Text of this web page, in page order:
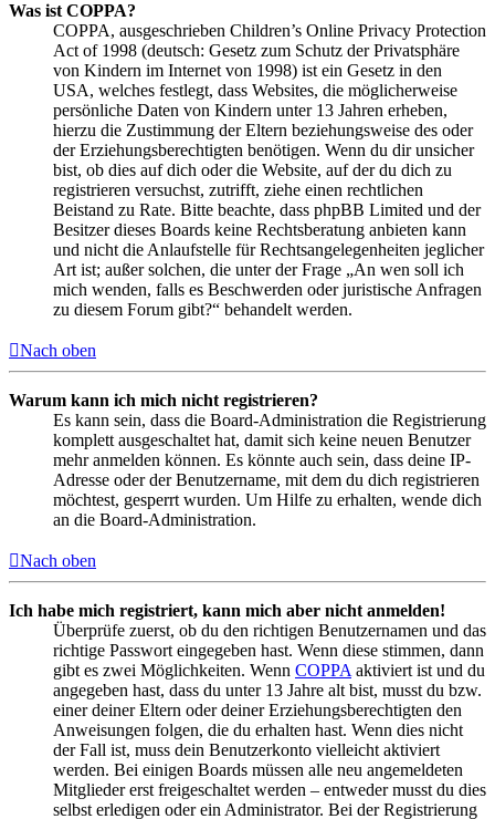
Was ist COPPA?
COPPA, ausgeschrieben Children’s Online Privacy Protection
Act of 1998 (deutsch: Gesetz zum Schutz der Privatsphäre
von Kindern im Internet von 1998) ist ein Gesetz in den
USA, welches festlegt, dass Websites, die möglicherweise
persönliche Daten von Kindern unter 13 Jahren erheben,
hierzu die Zustimmung der Eltern beziehungsweise des oder
der Erziehungsberechtigten benötigen. Wenn du dir unsicher
bist, ob dies auf dich oder die Website, auf der du dich zu
registrieren versuchst, zutrifft, ziehe einen rechtlichen
Beistand zu Rate. Bitte beachte, dass phpBB Limited und der
Besitzer dieses Boards keine Rechtsberatung anbieten kann
und nicht die Anlaufstelle für Rechtsangelegenheiten jeglicher
Art ist; außer solchen, die unter der Frage „An wen soll ich
mich wenden, falls es Beschwerden oder juristische Anfragen
zu diesem Forum gibt?“ behandelt werden.
Nach oben
Warum kann ich mich nicht registrieren?
Es kann sein, dass die Board-Administration die Registrierung
komplett ausgeschaltet hat, damit sich keine neuen Benutzer
mehr anmelden können. Es könnte auch sein, dass deine IP-
Adresse oder der Benutzername, mit dem du dich registrieren
möchtest, gesperrt wurden. Um Hilfe zu erhalten, wende dich
an die Board-Administration.
Nach oben
Ich habe mich registriert, kann mich aber nicht anmelden!
Überprüfe zuerst, ob du den richtigen Benutzernamen und das
richtige Passwort eingegeben hast. Wenn diese stimmen, dann
gibt es zwei Möglichkeiten. Wenn COPPA aktiviert ist und du
angegeben hast, dass du unter 13 Jahre alt bist, musst du bzw.
einer deiner Eltern oder deiner Erziehungsberechtigten den
Anweisungen folgen, die du erhalten hast. Wenn dies nicht
der Fall ist, muss dein Benutzerkonto vielleicht aktiviert
werden. Bei einigen Boards müssen alle neu angemeldeten
Mitglieder erst freigeschaltet werden – entweder musst du dies
selbst erledigen oder ein Administrator. Bei der Registrierung